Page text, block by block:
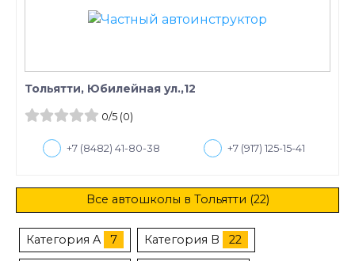
Тольятти, Юбилейная ул.,12
0/5(0)
+7 (8482) 41-80-38 +7 (917) 125-15-41
Все автошколы в Тольятти (22)
Категория A 7 Категория B 22